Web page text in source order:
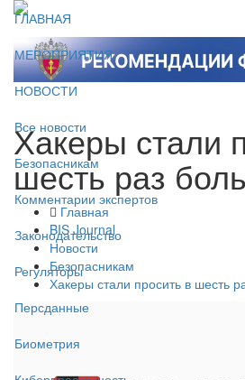
ГЛАВНАЯ
МЕРОПРИЯТИЯ
НОВОСТИ
Все новости
Безопасникам
Комментарии экспертов
Законодательство
Регуляторы
Персданные
Биометрия
Хакеры стали
шесть раз
Главная
BIS Journal
Новости
Безопасникам
Хакеры стали просить в шесть